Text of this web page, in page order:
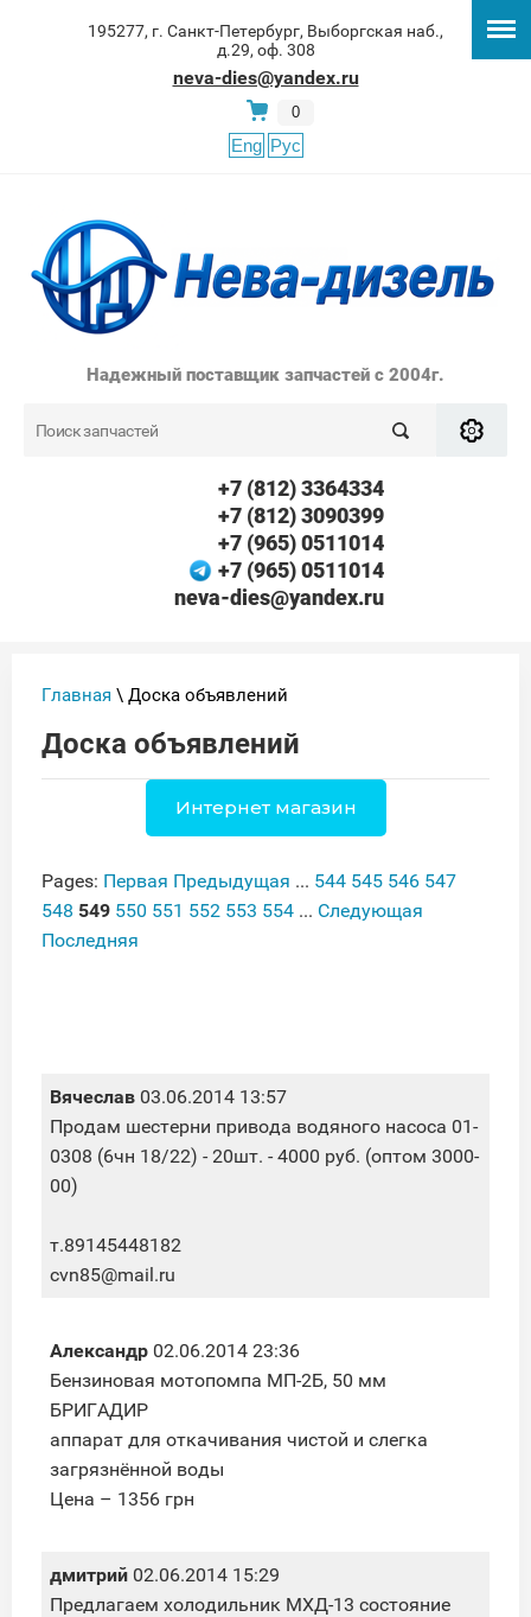
195277, г. Санкт-Петербург, Выборгская наб.,
д.29, оф. 308
neva-dies@yandex.ru
0
Eng Рус
Надежный поставщик запчастей с 2004г.
+7 (812) 3364334
+7 (812) 3090399
+7 (965) 0511014
+7 (965) 0511014
neva-dies@yandex.ru
Главная \ Доска объявлений
Доска объявлений
Интернет магазин
Pages: Первая Предыдущая ... 544 545 546 547
548 549 550 551 552 553 554 ... Следующая
Последняя
Вячеслав 03.06.2014 13:57
Продам шестерни привода водяного насоса 01-
0308 (6чн 18/22) - 20шт. - 4000 руб. (оптом 3000-
00)
т.89145448182
cvn85@mail.ru
Александр 02.06.2014 23:36
Бензиновая мотопомпа МП-2Б, 50 мм
БРИГАДИР
аппарат для откачивания чистой и слегка
загрязнённой воды
Цена – 1356 грн
дмитрий 02.06.2014 15:29
Предлагаем холодильник МХД-13 состояние